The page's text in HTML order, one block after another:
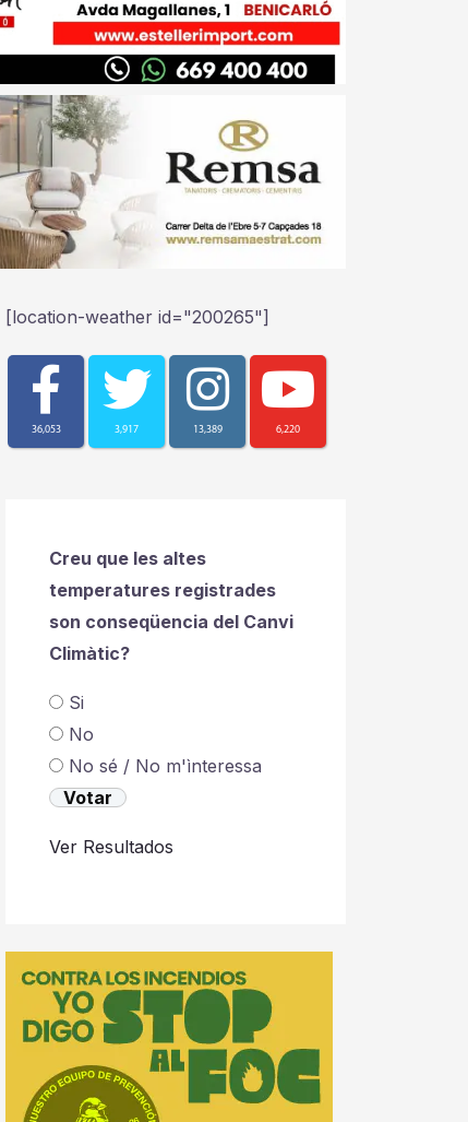
[location-weather id="200265"]
36,053 3,917 13,389 6,220
Creu que les altes
temperatures registrades
son conseqüencia del Canvi
Climàtic?
Si
No
No sé / No m'ìnteressa
Ver Resultados